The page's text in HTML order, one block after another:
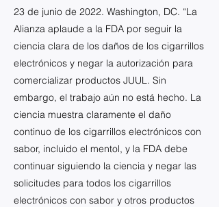
23 de junio de 2022. Washington, DC. “La
Alianza aplaude a la FDA por seguir la
ciencia clara de los daños de los cigarrillos
electrónicos y negar la autorización para
comercializar productos JUUL. Sin
embargo, el trabajo aún no está hecho. La
ciencia muestra claramente el daño
continuo de los cigarrillos electrónicos con
sabor, incluido el mentol, y la FDA debe
continuar siguiendo la ciencia y negar las
solicitudes para todos los cigarrillos
electrónicos con sabor y otros productos